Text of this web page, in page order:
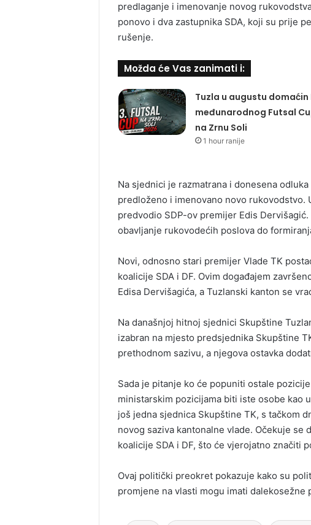
predlaganje i imenovanje novog
ponovo i dva zastupnika SDA, koji su prije
rušenje.
Možda će Vas zanimati i:
Tuzla u augustu domaćin
međunarodnog Futsal
na Zrnu Soli
1 hour ranije
Na sjednici je razmatrana i donesena
predloženo i imenovano novo rukovodstvo.
predvodio SDP-ov premijer Edis
obavljanje rukovodećih poslova do
Novi, odnosno stari premijer Vlade TK
koalicije SDA i DF. Ovim događajem
Edisa Dervišagića, a Tuzlanski kanton se
Na današnjoj hitnoj sjednici Skupštine
izabran na mjesto predsjednika Skupštine
prethodnom sazivu, a njegova ostavka
Sada je pitanje ko će popuniti ostale
ministarskim pozicijama biti iste osobe kao
još jedna sjednica Skupštine TK, s tačkom
novog saziva kantonalne vlade. Očekuje se
koalicije SDA i DF, što će vjerojatno značiti
Ovaj politički preokret pokazuje kako su
promjene na vlasti mogu imati